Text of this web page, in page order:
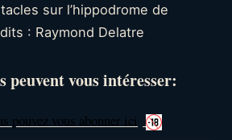
sur l’hippodrome de
: Raymond Delatre
peuvent vous intéresser:
pouvez vous abonner ici